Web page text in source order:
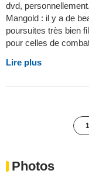
dvd,
Mangold : il y a de
poursuites très bien
pour celles de
Lire plus
Photos